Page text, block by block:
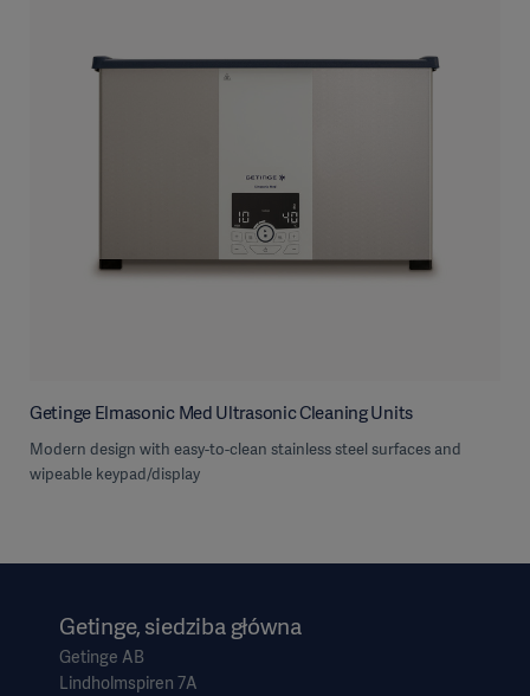
Getinge Elmasonic Med Ultrasonic Cleaning Units
Modern design with easy-to-clean stainless steel surfaces and
wipeable keypad/display
Getinge, siedziba główna
Getinge AB
Lindholmspiren 7A